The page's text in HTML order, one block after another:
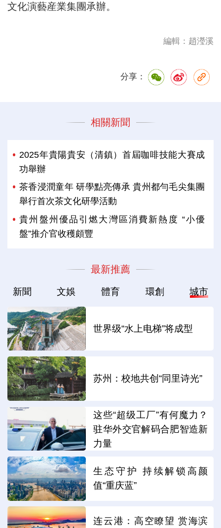
文化演藝産業集團承辦。
編輯：趙瀅溪
分享：
相關新聞
2025年貴陽貴安（清鎮）首屆咖啡技能大賽成
功舉辦
茶香浸潤童年 研學點亮傳承 貴州都勻毛尖集團
舉行首次茶文化研學活動
貴州盤州優品引燃大灣區消費新熱度 “小優
盤”推介官收穫頗豐
最新推薦
新聞 文娛 體育 環創 城市
世界级“水上电梯”将成型
苏州：校地共创“同里诗光”
这些“超级工厂”有何魔力？
驻华外交官解码合肥智造新
力量
生态守护 持续解锁高颜
值“重庆蓝”
连云港：高空瞭望 赏海滨